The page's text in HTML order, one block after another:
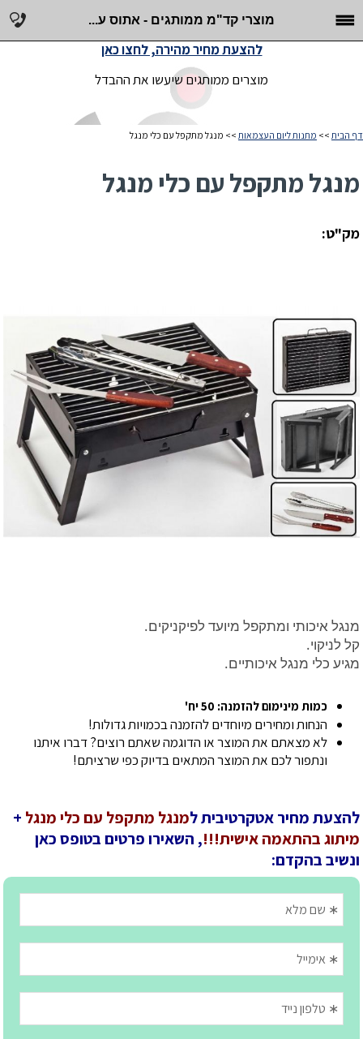
מוצרי קד"מ ממותגים - אתוס ע...
מוצרים ממותגים שיעשו את ההבדל
להצעת מחיר מהירה, לחצו כאן
דף הבית >> מתנות ליום העצמאות >> מנגל מתקפל עם כלי מנגל
מנגל מתקפל עם כלי מנגל
מק"ט:
מנגל איכותי ומתקפל מיועד לפיקניקים.
קל לניקוי.
מגיע כלי מנגל איכותיים.
כמות מינימום להזמנה: 50 יח'
הנחות ומחירים מיוחדים להזמנה בכמויות גדולות!
לא מצאתם את המוצר או הדוגמה שאתם רוצים? דברו איתנו
ונתפור לכם את המוצר המתאים בדיוק כפי שרציתם!
להצעת מחיר אטקרטיבית למנגל מתקפל עם כלי מנגל +
מיתוג בהתאמה אישית!!!, השאירו פרטים בטופס כאן
ונשיב בהקדם: